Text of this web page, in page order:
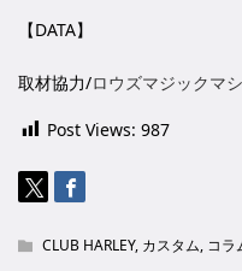
【DATA】
取材協力/ロウズマジックマ
Post Views: 987
CLUB HARLEY, カスタム, コラ